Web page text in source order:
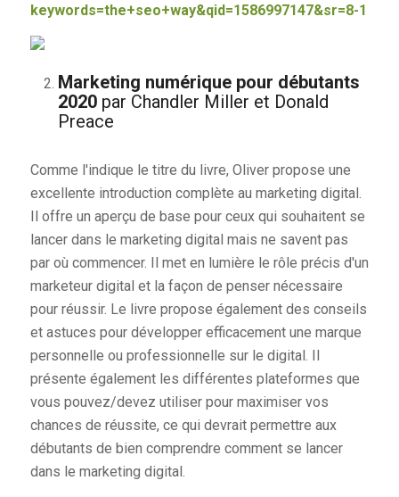
keywords=the+seo+way&qid=1586997147&sr=8-1
Marketing numérique pour débutants
2020par Chandler Miller et Donald
Preace
Comme l'indique le titre du livre, Oliver propose une
excellente introduction complète au marketing digital.
Il offre un aperçu de base pour ceux qui souhaitent se
lancer dans le marketing digital mais ne savent pas
par où commencer. Il met en lumière le rôle précis d'un
marketeur digital et la façon de penser nécessaire
pour réussir. Le livre propose également des conseils
et astuces pour développer efficacement une marque
personnelle ou professionnelle sur le digital. Il
présente également les différentes plateformes que
vous pouvez/devez utiliser pour maximiser vos
chances de réussite, ce qui devrait permettre aux
débutants de bien comprendre comment se lancer
dans le marketing digital.